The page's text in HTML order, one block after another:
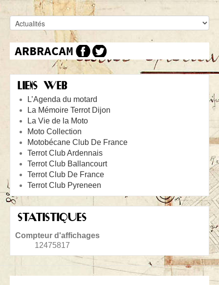
LIENS WEB
L’Agenda du motard
La Mémoire Terrot Dijon
La Vie de la Moto
Moto Collection
Motobécane Club De France
Terrot Club Ardennais
Terrot Club Ballancourt
Terrot Club De France
Terrot Club Pyreneen
STATISTIQUES
Compteur d'affichages
12475817